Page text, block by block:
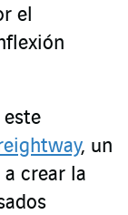
el
, un
crear la